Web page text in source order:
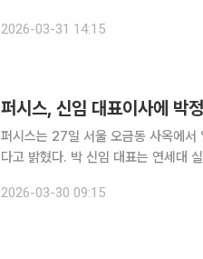
개편과 임원 인사는 대내외 신뢰를 회
2026-03-31 14:15
퍼시스, 신임 대표이사에 박
퍼시스는 27일 서울 오금동 사옥에서
다고 밝혔다. 박 신임 대표는 연세대 실내건축학과를 졸업하고 1998년 퍼시스에 입사했다. 국내 유
2018년에는 퍼시스그룹 내 첫 여성
2026-03-30 09:15